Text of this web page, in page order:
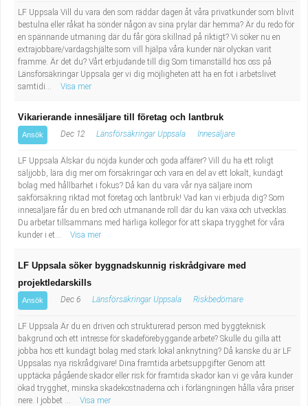
LF Uppsala Vill du vara den som räddar dagen åt våra privatkunder som blivit
bestulna eller råkat ha sönder någon av sina prylar där hemma? Är du redo för
en spännande utmaning där du får göra skillnad på riktigt? Vi söker nu en
extrajobbare/vardagshjälte som vill hjälpa våra kunder när olyckan varit
framme. Är det du? Vårt erbjudande till dig Som timanställd hos oss på
Länsförsäkringar Uppsala ger vi dig möjligheten att ha en fot i arbetslivet
samtidi...
Visa mer
Vikarierande innesäljare till företag och lantbruk
Ansök Dec 12 Länsförsäkringar Uppsala Innesäljare
LF Uppsala Älskar du nöjda kunder och goda affärer? Vill du ha ett roligt
säljjobb, lära dig mer om försäkringar och vara en del av ett lokalt, kundägt
bolag med hållbarhet i fokus? Då kan du vara vår nya säljare inom
sakförsäkring riktad mot företag och lantbruk! Vad kan vi erbjuda dig? Som
innesäljare får du en bred och utmanande roll där du kan växa och utvecklas.
Du arbetar tillsammans med härliga kollegor för att skapa trygghet för våra
kunder i et...
Visa mer
LF Uppsala söker byggnadskunnig riskrådgivare med
projektledarskills
Ansök Dec 6 Länsförsäkringar Uppsala Riskbedömare
LF Uppsala Är du en driven och strukturerad person med byggteknisk
bakgrund och ett intresse för skadeförebyggande arbete? Skulle du gilla att
jobba hos ett kundägt bolag med stark lokal anknytning? Då kanske du är LF
Uppsalas nya riskrådgivare! Dina framtida arbetsuppgifter Genom att
upptäcka pågående skador eller risk för framtida skador kan vi ge våra kunder
ökad trygghet, minska skadekostnaderna och i förlängningen hålla våra priser
nere. I jobbet ...
Visa mer